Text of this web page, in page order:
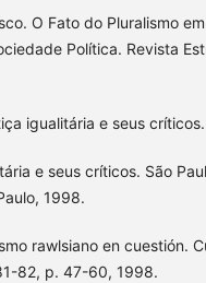
O Fato do Pluralismo
Política. Revista
igualitária e seus
e seus críticos. São
1998.
rawlsiano en cuestión.
82, p. 47-60, 1998.